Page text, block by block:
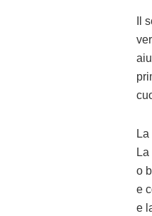
Il
La
o
e
e